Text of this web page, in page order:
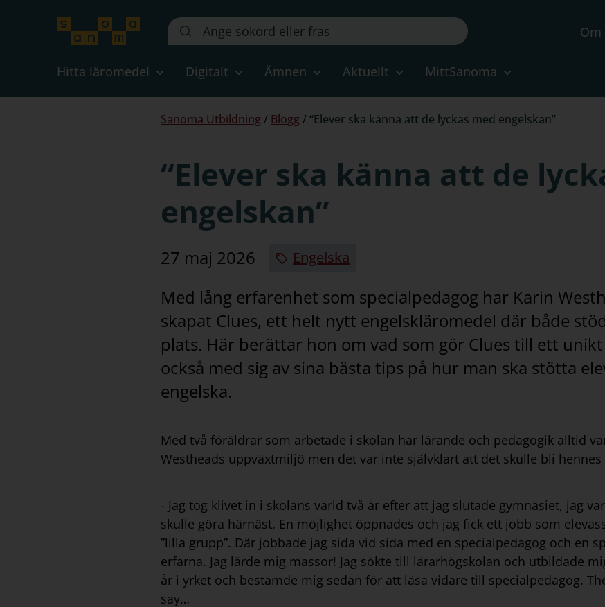
Sök
på
webbplatsen::
Om
Hitta läromedel Digitalt Ämnen Aktuellt MittSanoma
Du
Sanoma Utbildning / Blogg /“Elever ska känna att de lyckas med engelskan”
“Elever ska känna att de
engelskan”
27 maj 2026 Engelska
Med lång erfarenhet som specialpedagog har Karin
skapat Clues, ett helt nytt engelskläromedel där både
plats. Här berättar hon om vad som gör Clues till ett
också med sig av sina bästa tips på hur man ska stötta
engelska.
Med två föräldrar som arbetade i skolan har lärande och pedagogik alltid
Westheads uppväxtmiljö men det var inte självklart att det skulle bli hennes
- Jag tog klivet in i skolans värld två år efter att jag slutade gymnasiet, jag
skulle göra härnäst. En möjlighet öppnades och jag fick ett jobb som
”lilla grupp”. Där jobbade jag sida vid sida med en specialpedagog och en
erfarna. Jag lärde mig massor! Jag sökte till lärarhögskolan och utbildade
år i yrket och bestämde mig sedan för att läsa vidare till specialpedagog.
say…